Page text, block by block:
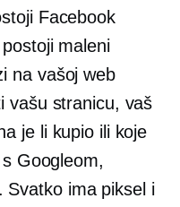
Facebook
maleni
na vašoj web
vašu stranicu, vaš
je li kupio ili koje
Googleom,
Svatko ima piksel i